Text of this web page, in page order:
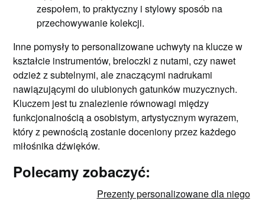
zespołem, to praktyczny i stylowy sposób na
przechowywanie kolekcji.
Inne pomysły to personalizowane uchwyty na klucze w
kształcie instrumentów, breloczki z nutami, czy nawet
odzież z subtelnymi, ale znaczącymi nadrukami
nawiązującymi do ulubionych gatunków muzycznych.
Kluczem jest tu znalezienie równowagi między
funkcjonalnością a osobistym, artystycznym wyrazem,
który z pewnością zostanie doceniony przez każdego
miłośnika dźwięków.
Polecamy zobaczyć:
Prezenty personalizowane dla niego